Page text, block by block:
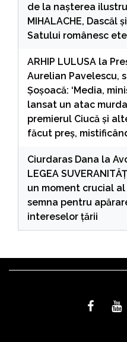
de la nașterea
MIHALACHE,
Satului românesc
ARHIP LULUSA la
Aurelian Pavelescu,
Șoșoacă: ‘Media,
lansat un atac
premierul Ciucă și
făcut preș,
Ciurdaras Dana la
LEGEA
un moment crucial
semna pentru
intereselor țării